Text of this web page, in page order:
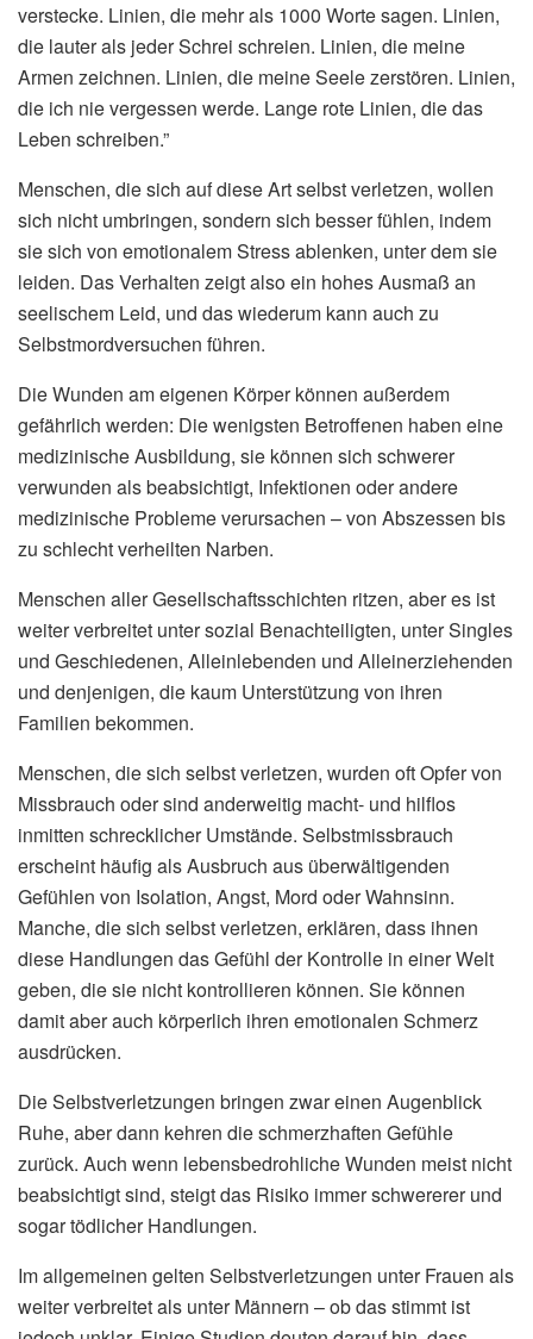
verstecke. Linien, die mehr als 1000 Worte sagen. Linien,
die lauter als jeder Schrei schreien. Linien, die meine
Armen zeichnen. Linien, die meine Seele zerstören. Linien,
die ich nie vergessen werde. Lange rote Linien, die das
Leben schreiben.”
Menschen, die sich auf diese Art selbst verletzen, wollen
sich nicht umbringen, sondern sich besser fühlen, indem
sie sich von emotionalem Stress ablenken, unter dem sie
leiden. Das Verhalten zeigt also ein hohes Ausmaß an
seelischem Leid, und das wiederum kann auch zu
Selbstmordversuchen führen.
Die Wunden am eigenen Körper können außerdem
gefährlich werden: Die wenigsten Betroffenen haben eine
medizinische Ausbildung, sie können sich schwerer
verwunden als beabsichtigt, Infektionen oder andere
medizinische Probleme verursachen – von Abszessen bis
zu schlecht verheilten Narben.
Menschen aller Gesellschaftsschichten ritzen, aber es ist
weiter verbreitet unter sozial Benachteiligten, unter Singles
und Geschiedenen, Alleinlebenden und Alleinerziehenden
und denjenigen, die kaum Unterstützung von ihren
Familien bekommen.
Menschen, die sich selbst verletzen, wurden oft Opfer von
Missbrauch oder sind anderweitig macht- und hilflos
inmitten schrecklicher Umstände. Selbstmissbrauch
erscheint häufig als Ausbruch aus überwältigenden
Gefühlen von Isolation, Angst, Mord oder Wahnsinn.
Manche, die sich selbst verletzen, erklären, dass ihnen
diese Handlungen das Gefühl der Kontrolle in einer Welt
geben, die sie nicht kontrollieren können. Sie können
damit aber auch körperlich ihren emotionalen Schmerz
ausdrücken.
Die Selbstverletzungen bringen zwar einen Augenblick
Ruhe, aber dann kehren die schmerzhaften Gefühle
zurück. Auch wenn lebensbedrohliche Wunden meist nicht
beabsichtigt sind, steigt das Risiko immer schwererer und
sogar tödlicher Handlungen.
Im allgemeinen gelten Selbstverletzungen unter Frauen als
weiter verbreitet als unter Männern – ob das stimmt ist